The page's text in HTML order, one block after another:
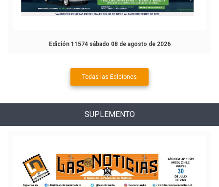
Edición 11574 sábado 08 de agosto de 2026
Todas las Ediciones
SUPLEMENTO